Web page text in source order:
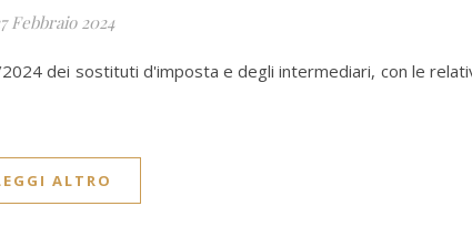
Febbraio 2024
dei sostituti d'imposta e degli intermediari, con le
ALTRO